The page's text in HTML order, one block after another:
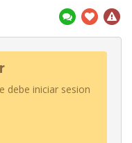
debe iniciar sesion